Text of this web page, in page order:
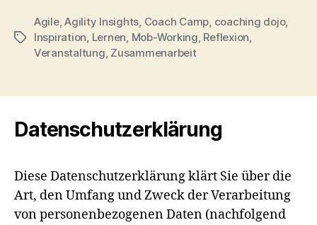
Schlagwörter
Agile,Agility Insights, Coach Camp, coaching dojo,
Inspiration, Lernen, Mob-Working, Reflexion,
Veranstaltung, Zusammenarbeit
Datenschutzerklärung
Diese Datenschutzerklärung klärt Sie über die
Art, den Umfang und Zweck der Verarbeitung
von personenbezogenen Daten (nachfolgend